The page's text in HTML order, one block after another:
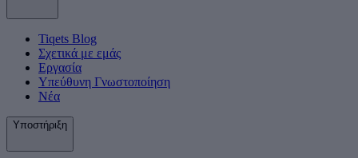
Tiqets Βlog
Σχετικά με εμάς
Εργασία
Υπεύθυνη Γνωστοποίηση
Νέα
Υποστήριξη